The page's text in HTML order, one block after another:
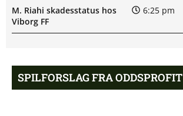
M. Riahi skadesstatus hos
Viborg FF
6:25 pm
skade hos Bodø/Glimt
SPILFORSLAG FRA ODDSPROFIT